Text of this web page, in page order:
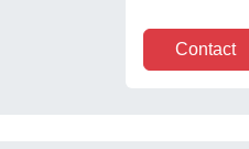
Contact